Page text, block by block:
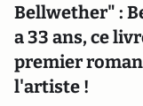
Bellwether" :
a 33 ans, ce
premier
l'artiste !